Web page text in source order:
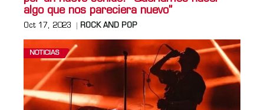
algo que nos pareciera nuevo”
Oct 17, 2023 ROCK AND POP
NOTICIAS